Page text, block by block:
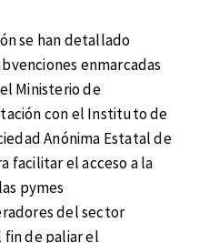
se han detallado
enmarcadas
Ministerio de
con el Instituto de
Anónima Estatal de
facilitar el acceso a la
pymes
del sector
de paliar el